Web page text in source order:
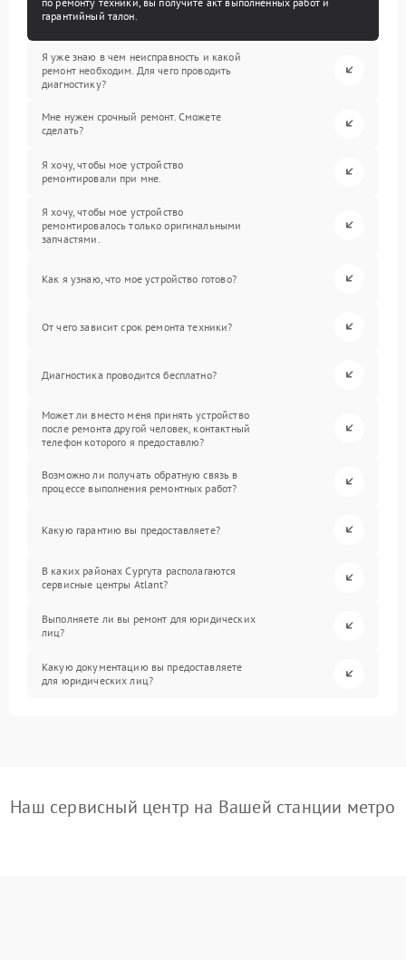
гарантийный талон.
Я уже знаю в чем неисправность и какой
ремонт необходим. Для чего проводить
диагностику?
Мне нужен срочный ремонт. Сможете
сделать?
Я хочу, чтобы мое устройство
ремонтировали при мне.
Я хочу, чтобы мое устройство
ремонтировалось только оригинальными
запчастями.
Как я узнаю, что мое устройство готово?
От чего зависит срок ремонта техники?
Диагностика проводится бесплатно?
Может ли вместо меня принять устройство
после ремонта другой человек, контактный
телефон которого я предоставлю?
Возможно ли получать обратную связь в
процессе выполнения ремонтных работ?
Какую гарантию вы предоставляете?
В каких районах Сургута располагаются
сервисные центры Atlant?
Выполняете ли вы ремонт для юридических
лиц?
Какую документацию вы предоставляете
для юридических лиц?
Наш сервисный центр на Вашей станции метро